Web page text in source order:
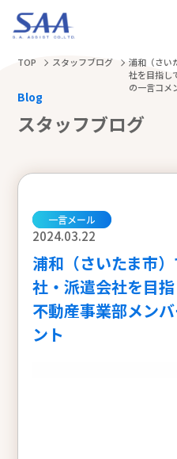
TOP スタッフブログ
浦和（さい
社を目指し
の一言コメ
Blog
スタッフブログ
一言メール
2024.03.22
浦和（さいたま市
社・派遣会社を目指
不動産事業部メン
ント